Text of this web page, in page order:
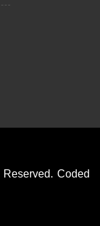
Coded